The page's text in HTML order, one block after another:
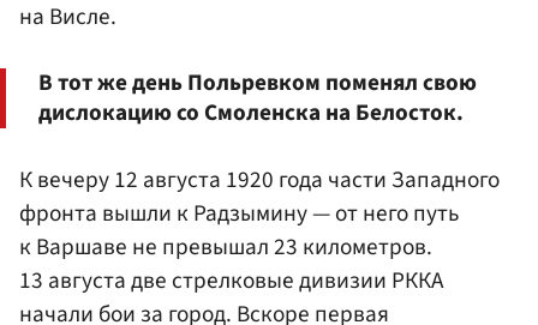
на Висле.
В тот же день Польревком поменял свою
дислокацию со Смоленска на Белосток.
К вечеру 12 августа 1920 года части Западного
фронта вышли к Радзымину — от него путь
к Варшаве не превышал 23 километров.
13 августа две стрелковые дивизии РККА
начали бои за город. Вскоре первая